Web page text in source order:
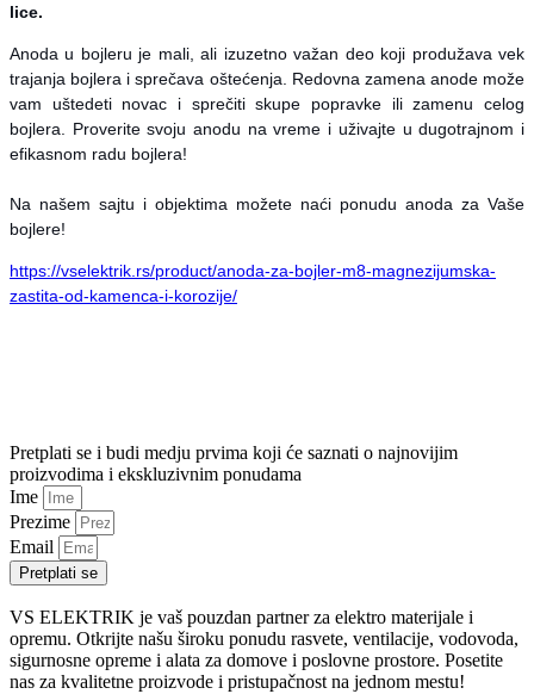
lice.
Anoda u bojleru je mali, ali izuzetno važan deo koji produžava vek
trajanja bojlera i sprečava oštećenja. Redovna zamena anode može
vam uštedeti novac i sprečiti skupe popravke ili zamenu celog
bojlera. Proverite svoju anodu na vreme i uživajte u dugotrajnom i
efikasnom radu bojlera!
Na našem sajtu i objektima možete naći ponudu anoda za Vaše
bojlere!
https://vselektrik.rs/product/anoda-za-bojler-m8-magnezijumska-
zastita-od-kamenca-i-korozije/
Pretplati se i budi medju prvima koji će saznati o najnovijim
proizvodima i ekskluzivnim ponudama
Ime
Prezime
Email
Pretplati se
VS ELEKTRIK je vaš pouzdan partner za elektro materijale i
opremu. Otkrijte našu široku ponudu rasvete, ventilacije, vodovoda,
sigurnosne opreme i alata za domove i poslovne prostore. Posetite
nas za kvalitetne proizvode i pristupačnost na jednom mestu!